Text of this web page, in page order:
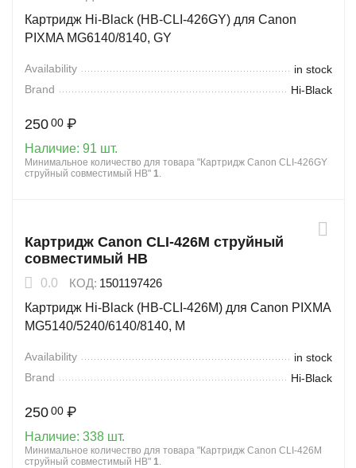
Картридж Hi-Black (HB-CLI-426GY) для Canon
PIXMA MG6140/8140, GY
Availability
in stock
Brand
Hi-Black
250 00 ₽
Наличие: 91 шт.
Минимальное количество для товара "Картридж Canon CLI-426GY
струйный совместимый HB" 1.
Картридж Canon CLI-426M струйный
совместимый HB
0.0 КОД: 1501197426
Картридж Hi-Black (HB-CLI-426M) для Canon PIXMA
MG5140/5240/6140/8140, M
Availability
in stock
Brand
Hi-Black
250 00 ₽
Наличие: 338 шт.
Минимальное количество для товара "Картридж Canon CLI-426M
струйный совместимый HB" 1.